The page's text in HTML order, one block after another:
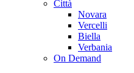
Città
Novara
Vercelli
Biella
Verbania
On Demand